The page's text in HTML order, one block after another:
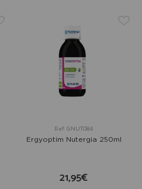
Ref: GNUT084
Ergyoptim Nutergia 250ml
21,95€